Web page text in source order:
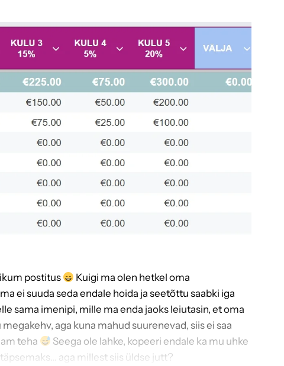
postitus
Kuigi ma olen hetkel oma
ei suuda seda endale hoida ja seetõttu saabki iga
sama imenipi, mille ma enda jaoks leiutasin, et oma
aga kuna mahud suurenevad, siis ei saa
teha
Seega ole lahke, kopeeri endale ka mu uhke
aga millest siis üldse jutt?